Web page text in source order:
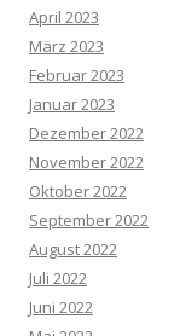
April 2023
März 2023
Februar 2023
Januar 2023
Dezember 2022
November 2022
Oktober 2022
September 2022
August 2022
Juli 2022
Juni 2022